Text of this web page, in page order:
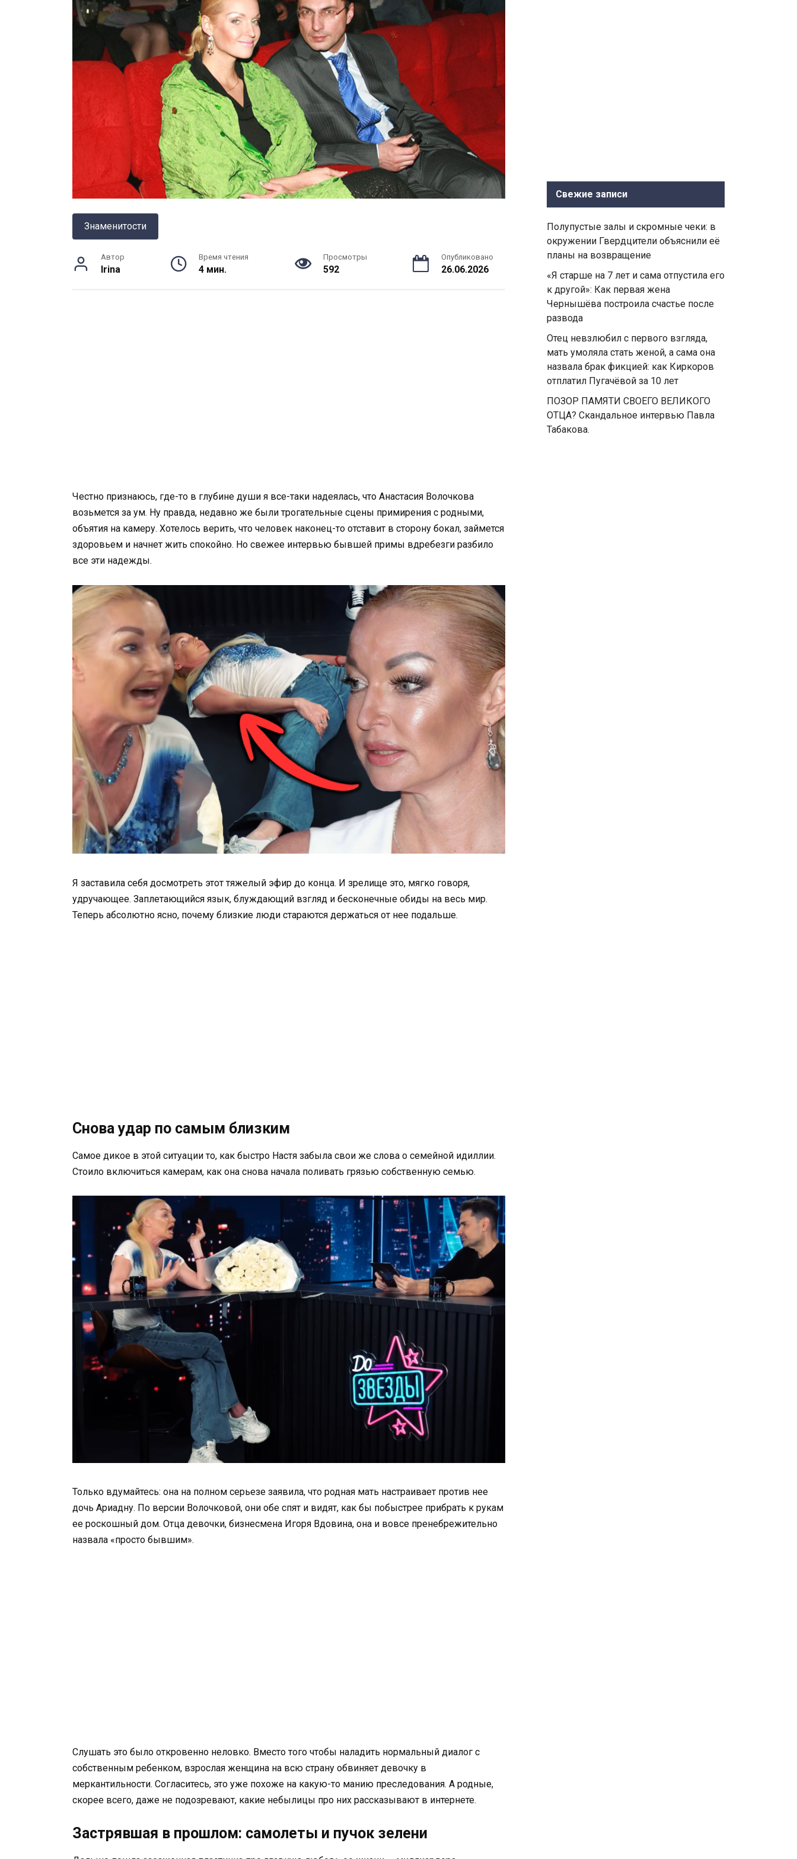
Знаменитости
Автор
Irina
Время чтения
4 мин.
Просмотры
592
Опубликовано
26.06.2026
Честно признаюсь, где-то в глубине души я все-таки надеялась, что Анастасия Волочкова
возьмется за ум. Ну правда, недавно же были трогательные сцены примирения с родными,
объятия на камеру. Хотелось верить, что человек наконец-то отставит в сторону бокал, займется
здоровьем и начнет жить спокойно. Но свежее интервью бывшей примы вдребезги разбило
все эти надежды.
Я заставила себя досмотреть этот тяжелый эфир до конца. И зрелище это, мягко говоря,
удручающее. Заплетающийся язык, блуждающий взгляд и бесконечные обиды на весь мир.
Теперь абсолютно ясно, почему близкие люди стараются держаться от нее подальше.
Снова удар по самым близким
Самое дикое в этой ситуации то, как быстро Настя забыла свои же слова о семейной идиллии.
Стоило включиться камерам, как она снова начала поливать грязью собственную семью.
Только вдумайтесь: она на полном серьезе заявила, что родная мать настраивает против нее
дочь Ариадну. По версии Волочковой, они обе спят и видят, как бы побыстрее прибрать к рукам
ее роскошный дом. Отца девочки, бизнесмена Игоря Вдовина, она и вовсе пренебрежительно
назвала «просто бывшим».
Слушать это было откровенно неловко. Вместо того чтобы наладить нормальный диалог с
собственным ребенком, взрослая женщина на всю страну обвиняет девочку в
меркантильности. Согласитесь, это уже похоже на какую-то манию преследования. А родные,
скорее всего, даже не подозревают, какие небылицы про них рассказывают в интернете.
Застрявшая в прошлом: самолеты и пучок зелени
Свежие записи
Полупустые залы и скромные чеки: в
окружении Гвердцители объяснили её
планы на возвращение
«Я старше на 7 лет и сама отпустила его
к другой»: Как первая жена
Чернышёва построила счастье после
развода
Отец невзлюбил с первого взгляда,
мать умоляла стать женой, а сама она
назвала брак фикцией: как Киркоров
отплатил Пугачёвой за 10 лет
ПОЗОР ПАМЯТИ СВОЕГО ВЕЛИКОГО
ОТЦА? Скандальное интервью Павла
Табакова.